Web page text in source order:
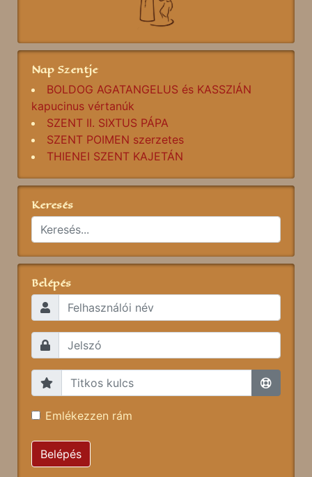
Nap Szentje
BOLDOG AGATANGELUS és KASSZIÁN
kapucinus vértanúk
SZENT II. SIXTUS PÁPA
SZENT POIMEN szerzetes
THIENEI SZENT KAJETÁN
Keresés
Belépés
Emlékezzen rám
Belépés